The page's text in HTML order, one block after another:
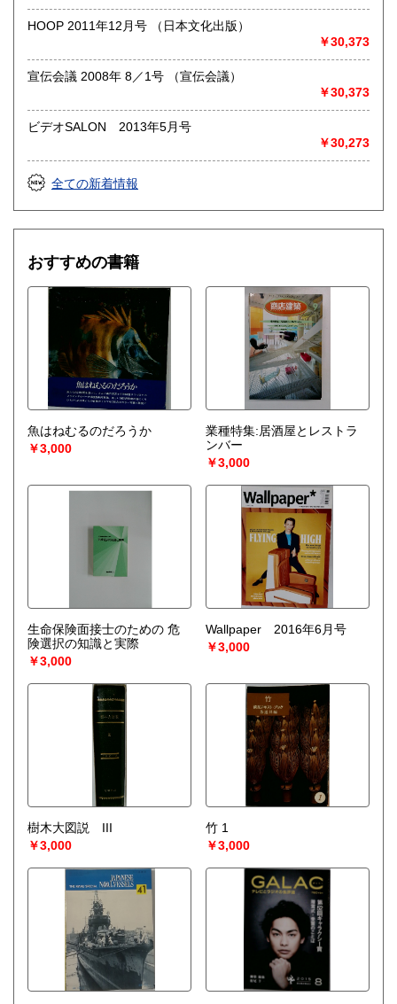
HOOP 2011年12月号 （日本文化出版）
￥30,373
宣伝会議 2008年 8／1号 （宣伝会議）
￥30,373
ビデオSALON 2013年5月号
￥30,273
全ての新着情報
おすすめの書籍
魚はねむるのだろうか
￥3,000
業種特集:居酒屋とレストラ
ンバー
￥3,000
生命保険面接士のための 危
険選択の知識と実際
￥3,000
Wallpaper 2016年6月号
￥3,000
樹木大図説 III
￥3,000
竹 1
￥3,000